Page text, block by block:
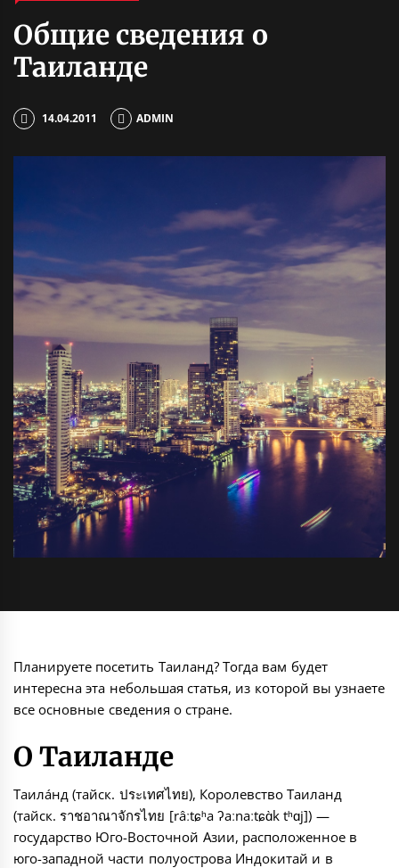
Общие сведения о
Таиланде
14.04.2011 ADMIN
Планируете посетить Таиланд? Тогда вам будет
интересна эта небольшая статья, из которой вы узнаете
все основные сведения о стране.
О Таиланде
Таила́нд (тайск. ประเทศไทย), Королевство Таиланд
(тайск. ราชอาณาจักรไทย [râːtɕʰa ʔaːnaːtɕɑ̀k tʰɑj]) —
государство Юго-Восточной Азии, расположенное в
юго-западной части полуострова Индокитай и в